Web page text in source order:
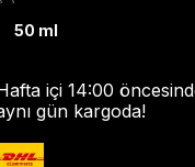
50 ml
içi 14:00
gün kargoda!